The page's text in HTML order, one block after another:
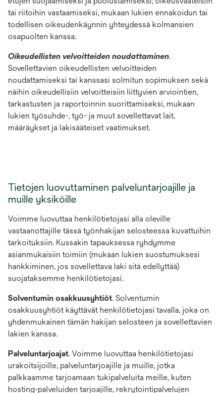
tai riitoihin vastaamiseksi, mukaan lukien ennakoidun tai
todellisen oikeudenkäynnin yhteydessä kolmansien
osapuolten kanssa.
Oikeudellisten velvoitteiden noudattaminen.
Sovellettavien oikeudellisten velvoitteiden
noudattamiseksi tai kanssasi solmitun sopimuksen sekä
näihin oikeudellisiin velvoitteisiin liittyvien arviointien,
tarkastusten ja raportoinnin suorittamiseksi, mukaan
lukien työsuhde-, työ- ja muut sovellettavat lait,
määräykset ja lakisääteiset vaatimukset.
Tietojen luovuttaminen palveluntarjoajille ja
muille yksiköille
Voimme luovuttaa henkilötietojasi alla oleville
vastaanottajille tässä työnhakijan selosteessa kuvattuihin
tarkoituksiin. Kussakin tapauksessa ryhdymme
asianmukaisiin toimiin (mukaan lukien suostumuksesi
hankkiminen, jos sovellettava laki sitä edellyttää)
suojataksemme henkilötietojasi.
Solventumin osakkuusyhtiöt. Solventumin
osakkuusyhtiöt käyttävät henkilötietojasi tavalla, joka on
yhdenmukainen tämän hakijan selosteen ja sovellettavien
lakien kanssa.
Palveluntarjoajat. Voimme luovuttaa henkilötietojasi
urakoitsijoille, palveluntarjoajille ja muille, jotka
palkkaamme tarjoamaan tukipalveluita meille, kuten
hosting-palveluiden tarjoajille, rekrytointipalvelujen